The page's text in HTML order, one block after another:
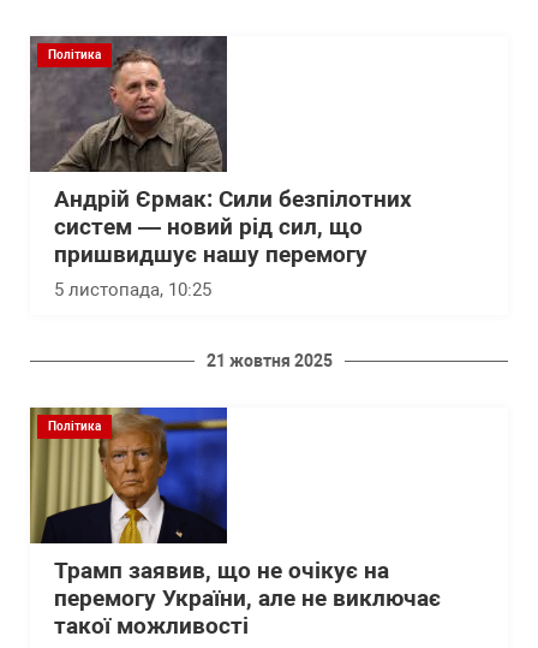
Політика
Андрій Єрмак: Сили безпілотних
систем — новий рід сил, що
пришвидшує нашу перемогу
5 листопада, 10:25
21 жовтня 2025
Політика
Трамп заявив, що не очікує на
перемогу України, але не виключає
такої можливості